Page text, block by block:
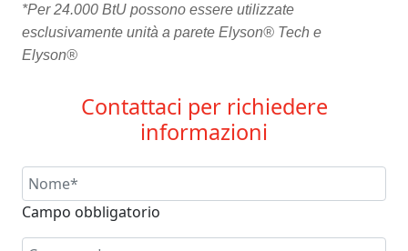
*Per 24.000 BtU possono essere utilizzate
esclusivamente unità a parete Elyson® Tech e
Elyson®
Contattaci per richiedere
informazioni
Campo obbligatorio